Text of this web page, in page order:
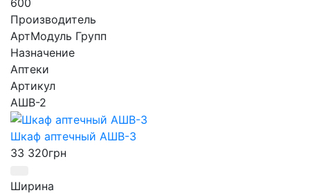
Производитель
АртМодуль Групп
Назначение
Аптеки
Артикул
АШВ-2
Шкаф аптечный АШВ-3
33 320грн
Ширина